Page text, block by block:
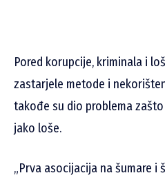
Pored korupcije, kriminala i
zastarjele metode i
takođe su dio problema
jako loše.
„Prva asocijacija na šumare i